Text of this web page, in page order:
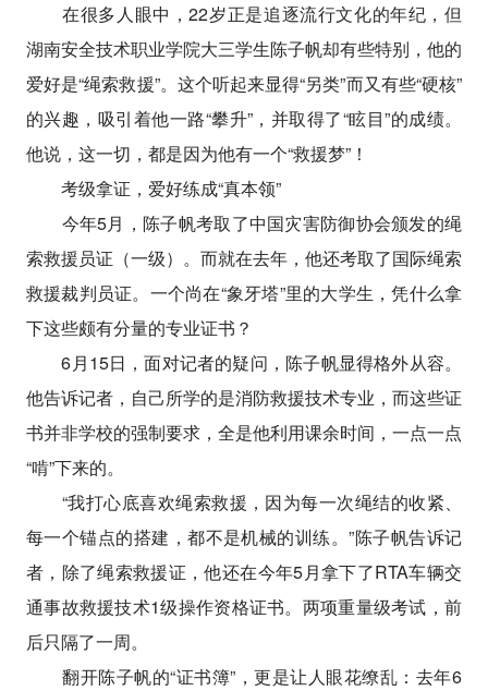
在很多人眼中，22岁正是追逐流行文化的年纪，但
湖南安全技术职业学院大三学生陈子帆却有些特别，他的
爱好是“绳索救援”。这个听起来显得“另类”而又有些“硬核”
的兴趣，吸引着他一路“攀升”，并取得了“眩目”的成绩。
他说，这一切，都是因为他有一个“救援梦”！
考级拿证，爱好练成“真本领”
今年5月，陈子帆考取了中国灾害防御协会颁发的绳
索救援员证（一级）。而就在去年，他还考取了国际绳索
救援裁判员证。一个尚在“象牙塔”里的大学生，凭什么拿
下这些颇有分量的专业证书？
6月15日，面对记者的疑问，陈子帆显得格外从容。
他告诉记者，自己所学的是消防救援技术专业，而这些证
书并非学校的强制要求，全是他利用课余时间，一点一点
“啃”下来的。
“我打心底喜欢绳索救援，因为每一次绳结的收紧、
每一个锚点的搭建，都不是机械的训练。”陈子帆告诉记
者，除了绳索救援证，他还在今年5月拿下了RTA车辆交
通事故救援技术1级操作资格证书。两项重量级考试，前
后只隔了一周。
翻开陈子帆的“证书簿”，更是让人眼花缭乱：去年6